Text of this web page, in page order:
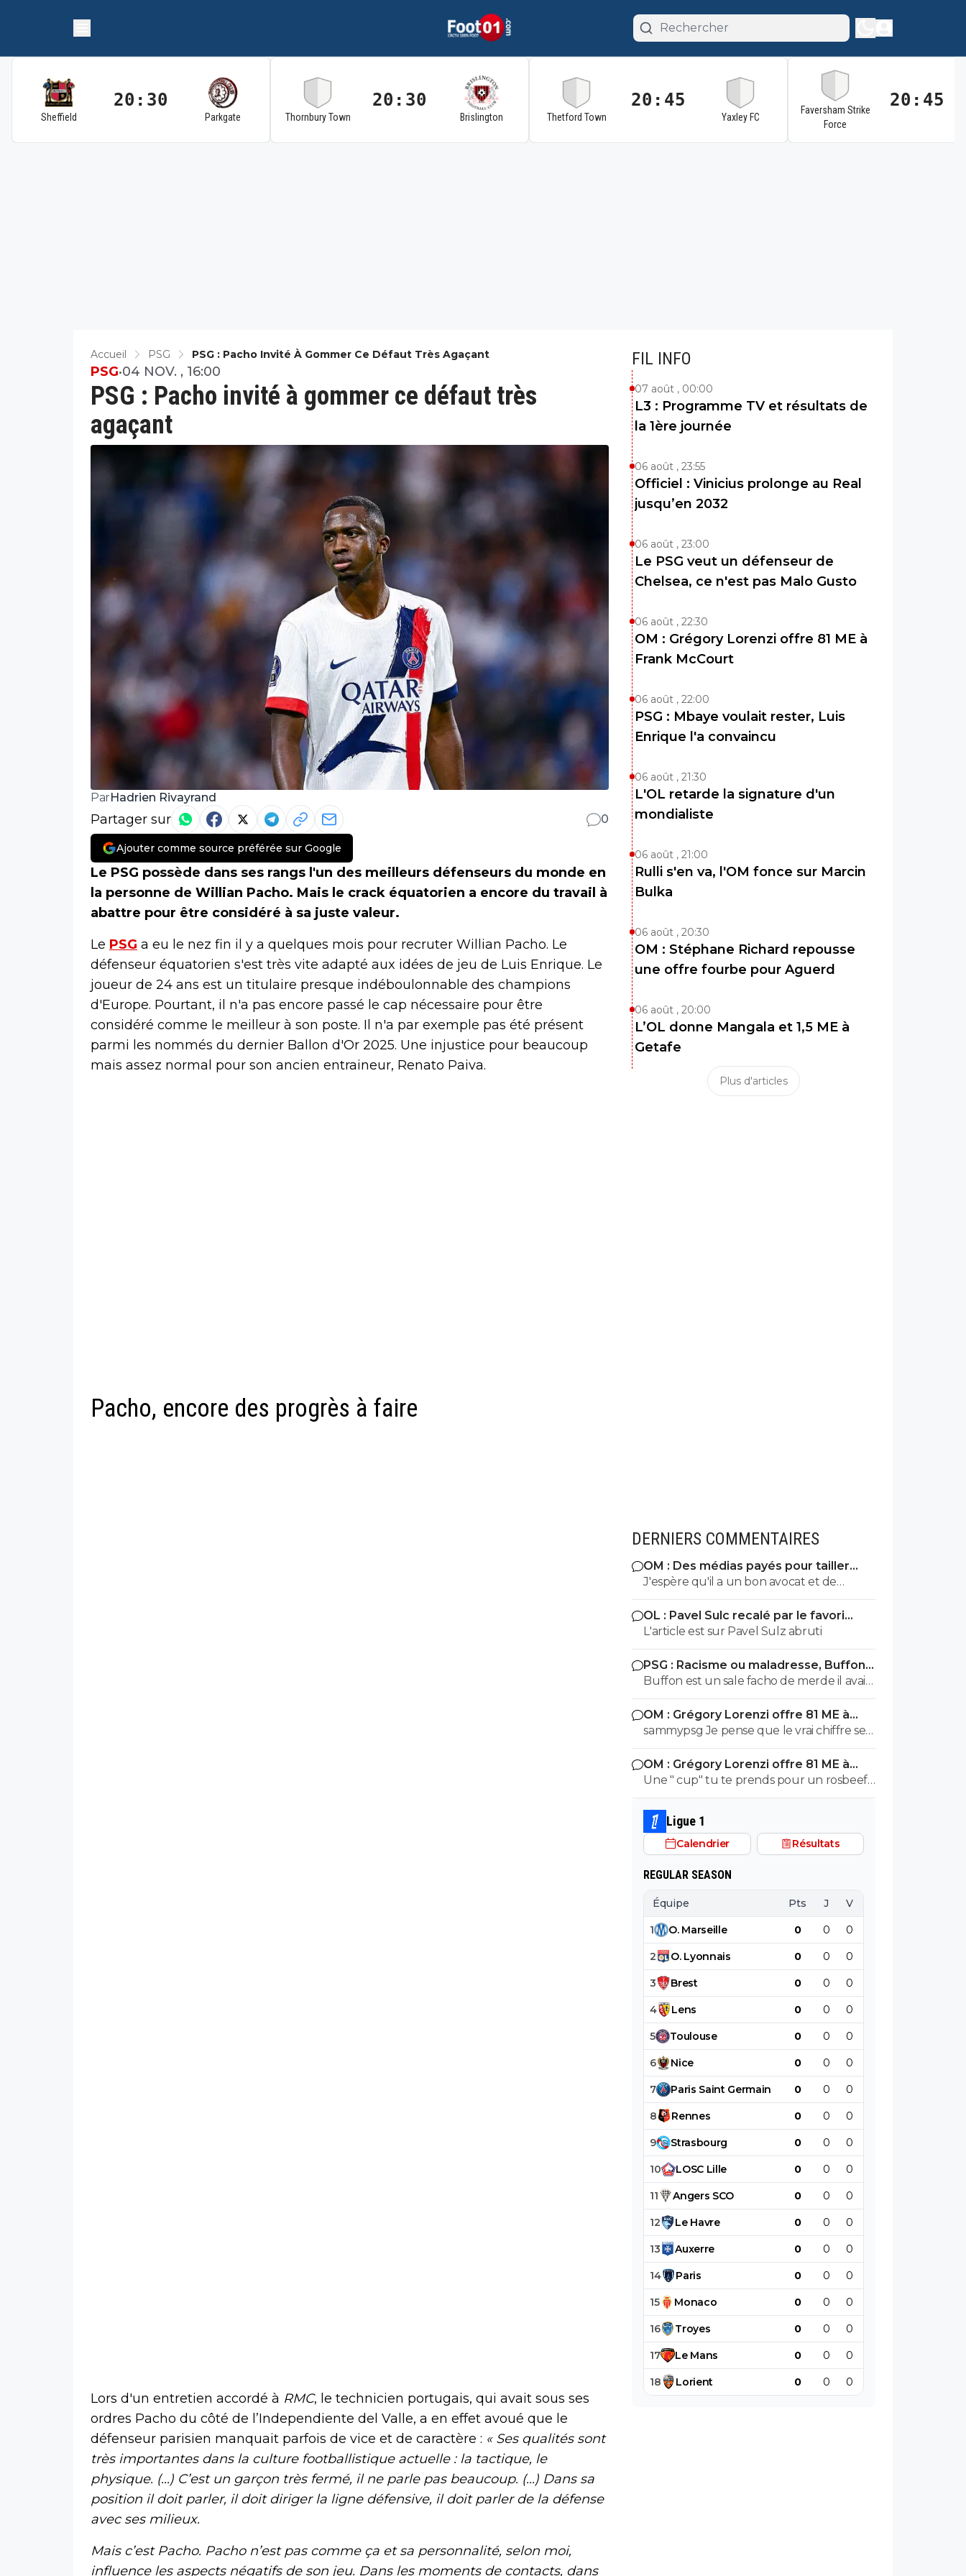
Sheffield
20:30
Parkgate Thornbury Town
20:30
Brislington Thetford Town
20:45
Yaxley FC
Faversham Strike
Force
20:45
Accueil PSG PSG : Pacho Invité À Gommer Ce Défaut Très Agaçant
PSG : Pacho invité à gommer ce défaut très
agaçant
PSG•04 NOV. , 16:00
ParHadrien Rivayrand
Partager sur 0
Ajouter comme source préférée sur Google
Le PSG possède dans ses rangs l'un des meilleurs défenseurs du monde en
la personne de Willian Pacho. Mais le crack équatorien a encore du travail à
abattre pour être considéré à sa juste valeur.
Le PSG a eu le nez fin il y a quelques mois pour recruter Willian Pacho. Le
défenseur équatorien s'est très vite adapté aux idées de jeu de Luis Enrique. Le
joueur de 24 ans est un titulaire presque indéboulonnable des champions
d'Europe. Pourtant, il n'a pas encore passé le cap nécessaire pour être
considéré comme le meilleur à son poste. Il n'a par exemple pas été présent
parmi les nommés du dernier Ballon d'Or 2025. Une injustice pour beaucoup
mais assez normal pour son ancien entraineur, Renato Paiva.
Pacho, encore des progrès à faire
Lors d'un entretien accordé à RMC, le technicien portugais, qui avait sous ses
ordres Pacho du côté de l’Independiente del Valle, a en effet avoué que le
défenseur parisien manquait parfois de vice et de caractère : « Ses qualités sont
très importantes dans la culture footballistique actuelle : la tactique, le
physique. (...) C’est un garçon très fermé, il ne parle pas beaucoup. (...) Dans sa
position il doit parler, il doit diriger la ligne défensive, il doit parler de la défense
avec ses milieux.
Mais c’est Pacho. Pacho n’est pas comme ça et sa personnalité, selon moi,
influence les aspects négatifs de son jeu. Dans les moments de contacts, dans
FIL INFO
07 août , 00:00
L3 : Programme TV et résultats de
la 1ère journée
06 août , 23:55
Officiel : Vinicius prolonge au Real
jusqu’en 2032
06 août , 23:00
Le PSG veut un défenseur de
Chelsea, ce n'est pas Malo Gusto
06 août , 22:30
OM : Grégory Lorenzi offre 81 ME à
Frank McCourt
06 août , 22:00
PSG : Mbaye voulait rester, Luis
Enrique l'a convaincu
06 août , 21:30
L'OL retarde la signature d'un
mondialiste
06 août , 21:00
Rulli s'en va, l'OM fonce sur Marcin
Bulka
06 août , 20:30
OM : Stéphane Richard repousse
une offre fourbe pour Aguerd
06 août , 20:00
L’OL donne Mangala et 1,5 ME à
Getafe
Plus d'articles
DERNIERS COMMENTAIRES
OM : Des médias payés pour tailler
l’OL, McCourt accusé
J'espère qu'il a un bon avocat et de
bonnes preuves parce qu'il va vite
exploser en vol avec ses différentes
révélations
OL : Pavel Sulc recalé par le favori
numéro 1 du mercato
L'article est sur Pavel Sulz abruti
PSG : Racisme ou maladresse, Buffon
écarte Suzuki
Buffon est un sale facho de merde il avait
le numéro 88 cetait pas un hasard...
OM : Grégory Lorenzi offre 81 ME à
Frank McCourt
sammypsg Je pense que le vrai chiffre se
situe entre 620 et 700 M
OM : Grégory Lorenzi offre 81 ME à
Frank McCourt
Une " cup" tu te prends pour un rosbeef
? Lol
Ligue 1
Calendrier Résultats
REGULAR SEASON
Équipe Pts J V
1 O. Marseille 0 0 0
2 O. Lyonnais 0 0 0
3 Brest 0 0 0
4 Lens 0 0 0
5 Toulouse 0 0 0
6 Nice 0 0 0
7 Paris Saint Germain 0 0 0
8 Rennes 0 0 0
9 Strasbourg 0 0 0
10 LOSC Lille 0 0 0
11 Angers SCO 0 0 0
12 Le Havre 0 0 0
13 Auxerre 0 0 0
14 Paris 0 0 0
15 Monaco 0 0 0
16 Troyes 0 0 0
17 Le Mans 0 0 0
18 Lorient 0 0 0